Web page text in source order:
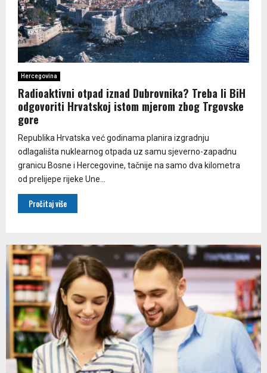
Hercegovina
Radioaktivni otpad iznad Dubrovnika? Treba li BiH
odgovoriti Hrvatskoj istom mjerom zbog Trgovske
gore
Republika Hrvatska već godinama planira izgradnju
odlagališta nuklearnog otpada uz samu sjeverno-zapadnu
granicu Bosne i Hercegovine, tačnije na samo dva kilometra
od prelijepe rijeke Une...
Pročitaj više